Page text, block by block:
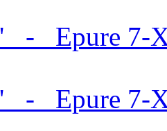
- Epure 7-
- Epure 7-